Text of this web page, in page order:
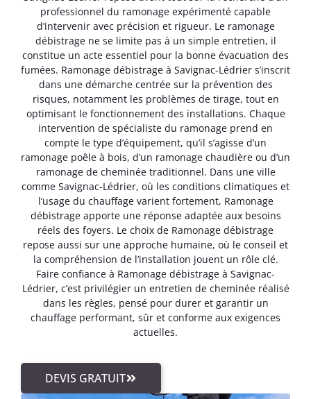
professionnel du ramonage expérimenté capable
d’intervenir avec précision et rigueur. Le ramonage
débistrage ne se limite pas à un simple entretien, il
constitue un acte essentiel pour la bonne évacuation des
fumées. Ramonage débistrage à Savignac-Lédrier s’inscrit
dans une démarche centrée sur la prévention des
risques, notamment les problèmes de tirage, tout en
optimisant le fonctionnement des installations. Chaque
intervention de spécialiste du ramonage prend en
compte le type d’équipement, qu’il s’agisse d’un
ramonage poêle à bois, d’un ramonage chaudière ou d’un
ramonage de cheminée traditionnel. Dans une ville
comme Savignac-Lédrier, où les conditions climatiques et
l’usage du chauffage varient fortement, Ramonage
débistrage apporte une réponse adaptée aux besoins
réels des foyers. Le choix de Ramonage débistrage
repose aussi sur une approche humaine, où le conseil et
la compréhension de l’installation jouent un rôle clé.
Faire confiance à Ramonage débistrage à Savignac-
Lédrier, c’est privilégier un entretien de cheminée réalisé
dans les règles, pensé pour durer et garantir un
chauffage performant, sûr et conforme aux exigences
actuelles.
DEVIS GRATUIT